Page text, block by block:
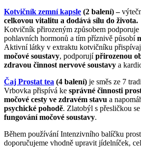
Kotvičník zemní kapsle (2 balení) –
celkovou vitalitu a dodává sílu do života.
Kotvičník přirozeným způsobem
pohlavních hormonů a tím příznivě působí
Aktivní látky v extraktu kotvičníku
močové soustavy, podporujípřirozenou
zdravou činnost nervové soustavy a
Čaj Prostat tea (4 balení) je směs ze 7
Vrbovka přispívá ke správné činnosti
močové cesty ve zdravém stavu a
psychické pohodě. Zlatobýl s přesličkou
fungování močové soustavy.
Během používání Intenzivního balíčku
doporučujeme vhodně upravit jídelníček,